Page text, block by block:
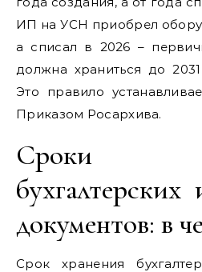
ИП на УСН приобрел
а списал в 2026 –
должна храниться до
Это правило
Приказом Росархива.
Сроки
документов: в
Срок хранения